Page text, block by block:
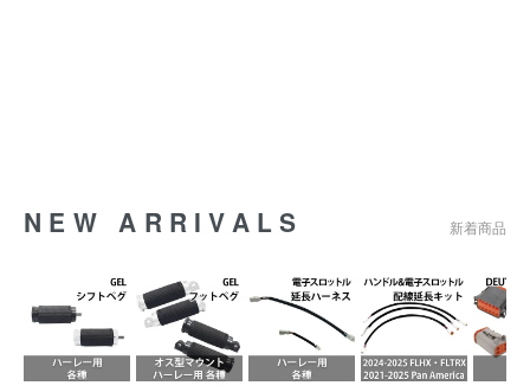
NEW ARRIVALS 新着商品